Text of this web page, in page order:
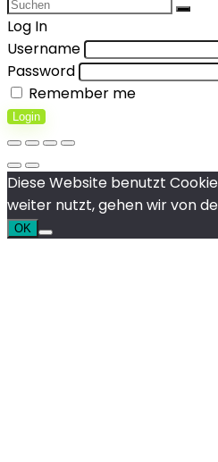
Log In
Username
Password
Remember me
Login
Diese Website benutzt
weiter nutzt, gehen wir von
OK